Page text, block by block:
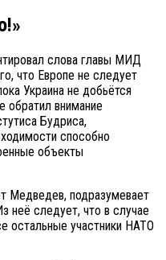
слова главы МИД
что Европе не следует
Украина не добьётся
обратил внимание
Будриса,
способно
объекты
Медведев, подразумевает
неё следует, что в случае
остальные участники НАТО